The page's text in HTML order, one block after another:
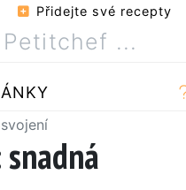
Přidejte své recepty